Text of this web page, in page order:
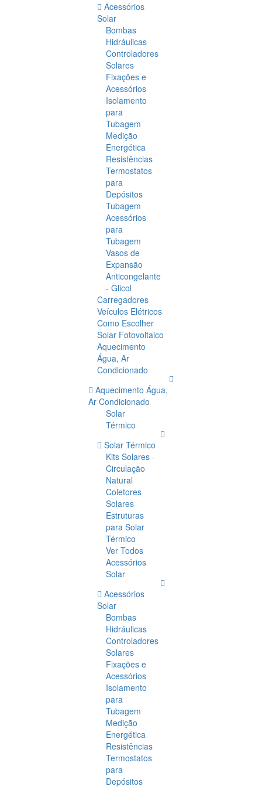
Acessórios
Solar
Bombas
Hidráulicas
Controladores
Solares
Fixações e
Acessórios
Isolamento
para
Tubagem
Medição
Energética
Resistências
Termostatos
para
Depósitos
Tubagem
Acessórios
para
Tubagem
Vasos de
Expansão
Anticongelante
- Glicol
Carregadores
Veículos Elétricos
Como Escolher
Solar Fotovoltaico
Aquecimento
Água, Ar
Condicionado
Aquecimento Água,
Ar Condicionado
Solar
Térmico
Solar Térmico
Kits Solares -
Circulação
Natural
Coletores
Solares
Estruturas
para Solar
Térmico
Ver Todos
Acessórios
Solar
Acessórios
Solar
Bombas
Hidráulicas
Controladores
Solares
Fixações e
Acessórios
Isolamento
para
Tubagem
Medição
Energética
Resistências
Termostatos
para
Depósitos